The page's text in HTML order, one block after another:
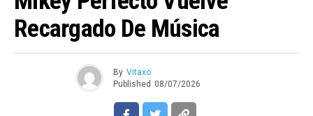
Recargado De Música
By Vitaxo
Published 08/07/2026